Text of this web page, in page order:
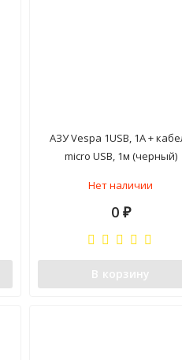
АЗУ Vespa 1USB, 1A +
micro USB, 1м (черный)
Нет наличии
0 ₽
В корзину